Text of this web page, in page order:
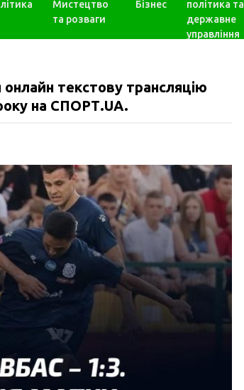
Мистецтво
та розваги
Бізнес
політика та
державне
управління
текстову трансляцію
на СПОРТ.UA.